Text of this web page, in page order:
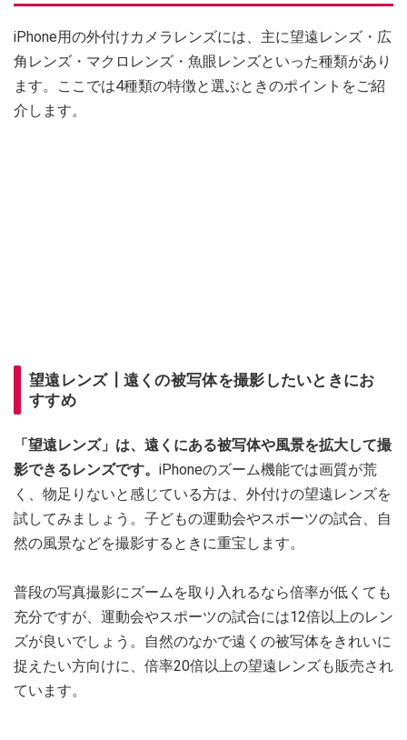
iPhone用の外付けカメラレンズには、主に望遠レンズ・広
角レンズ・マクロレンズ・魚眼レンズといった種類があり
ます。ここでは4種類の特徴と選ぶときのポイントをご紹
介します。
望遠レンズ┃遠くの被写体を撮影したいときにお
すすめ
「望遠レンズ」は、遠くにある被写体や風景を拡大して撮
影できるレンズです。 iPhoneのズーム機能では画質が荒
く、物足りないと感じている方は、外付けの望遠レンズを
試してみましょう。子どもの運動会やスポーツの試合、自
然の風景などを撮影するときに重宝します。
普段の写真撮影にズームを取り入れるなら倍率が低くても
充分ですが、運動会やスポーツの試合には12倍以上のレン
ズが良いでしょう。自然のなかで遠くの被写体をきれいに
捉えたい方向けに、倍率20倍以上の望遠レンズも販売され
ています。